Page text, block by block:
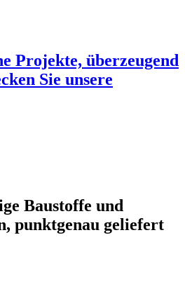
Projekte, überzeugend
Sie unsere
Baustoffe und
punktgenau geliefert